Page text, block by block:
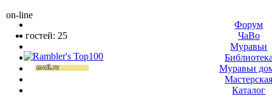
on-line
гостей: 25
Форум
ЧаВо
Муравьи
Муравьи
Каталог